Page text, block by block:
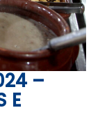
–
E